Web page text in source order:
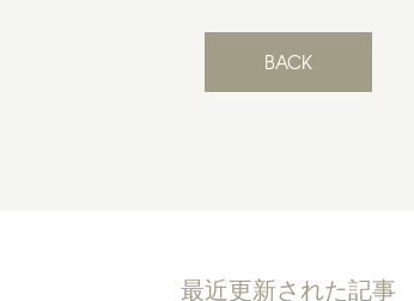
BACK
最近更新された記事